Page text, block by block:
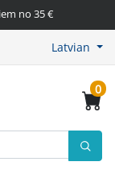
no 35 €
Latvian
0